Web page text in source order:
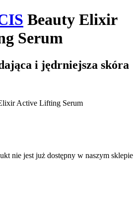
Beauty Elixir
Serum
i jędrniejsza skóra
Active Lifting Serum
nie jest już dostępny w naszym sklepie